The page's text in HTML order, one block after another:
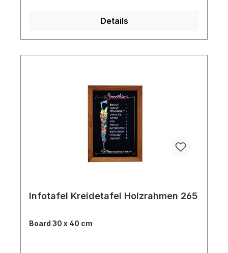
Details
Infotafel Kreidetafel Holzrahmen 265
Board 30 x 40 cm